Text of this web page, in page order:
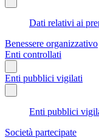
Dati relativi ai
Benessere organizzativo
Enti controllati
Enti pubblici vigilati
Enti pubblici
Società partecipate